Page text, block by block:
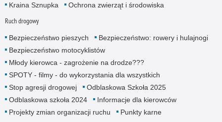
Kraina Sznupka
Ochrona zwierząt i środowiska
Ruch drogowy
Bezpieczeństwo pieszych
Bezpieczeństwo: rowery i hulajnogi
Bezpieczeństwo motocyklistów
Młody kierowca - zagrożenie na drodze???
SPOTY - filmy - do wykorzystania dla wszystkich
Stop agresji drogowej
Odblaskowa Szkoła 2025
Odblaskowa szkoła 2024
Informacje dla kierowców
Projekty zmian organizacji ruchu
Punkty karne